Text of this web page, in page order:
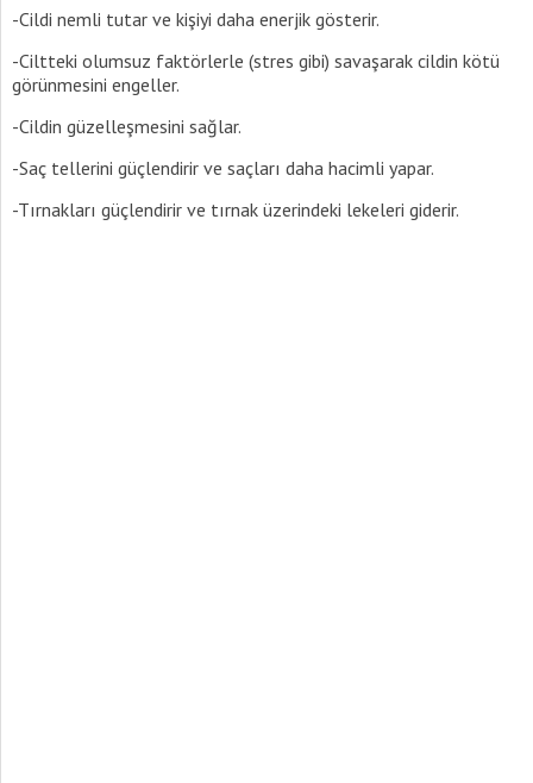
-Cildi nemli tutar ve kişiyi daha enerjik gösterir.
-Ciltteki olumsuz faktörlerle (stres gibi) savaşarak cildin kötü
görünmesini engeller.
-Cildin güzelleşmesini sağlar.
-Saç tellerini güçlendirir ve saçları daha hacimli yapar.
-Tırnakları güçlendirir ve tırnak üzerindeki lekeleri giderir.